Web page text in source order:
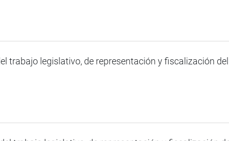
trabajo legislativo, de representación y fiscalización del